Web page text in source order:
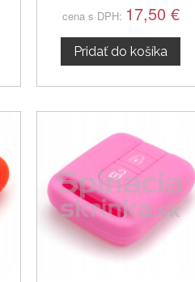
cena s DPH: 17,50 €
Pridať do košíka